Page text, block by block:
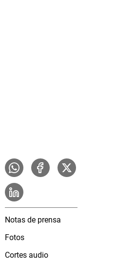
Notas de prensa
Fotos
Cortes audio